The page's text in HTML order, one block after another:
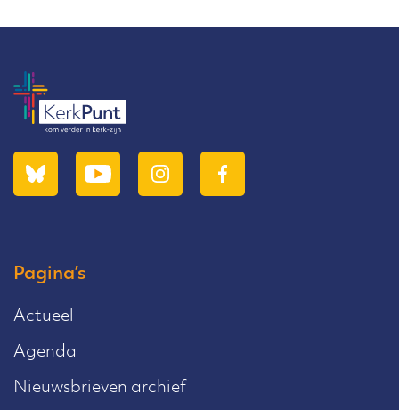
Pagina’s
Actueel
Agenda
Nieuwsbrieven archief